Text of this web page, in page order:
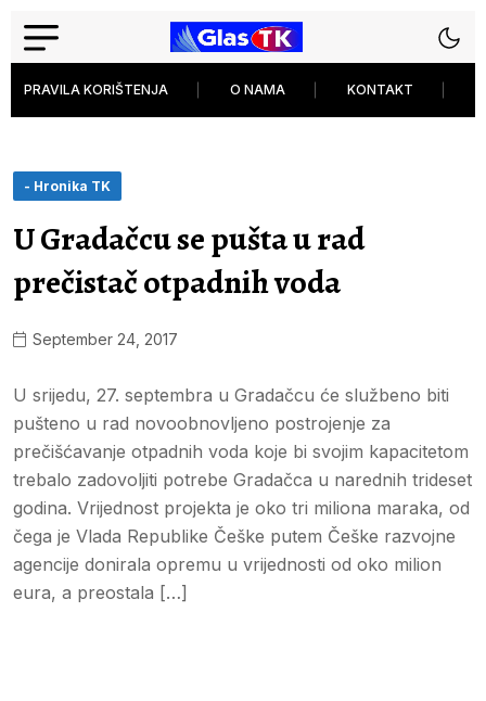
PRAVILA KORIŠTENJA O NAMA KONTAKT
- Hronika TK
U Gradačcu se pušta u rad
prečistač otpadnih voda
September 24, 2017
U srijedu, 27. septembra u Gradačcu će službeno biti
pušteno u rad novoobnovljeno postrojenje za
prečišćavanje otpadnih voda koje bi svojim kapacitetom
trebalo zadovoljiti potrebe Gradačca u narednih trideset
godina. Vrijednost projekta je oko tri miliona maraka, od
čega je Vlada Republike Češke putem Češke razvojne
agencije donirala opremu u vrijednosti od oko milion
eura, a preostala […]